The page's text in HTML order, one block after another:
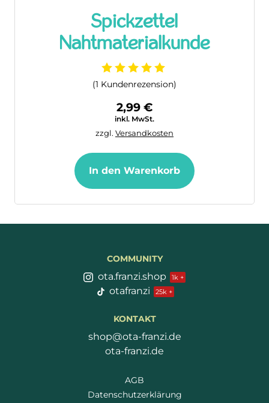
Spickzettel
Nahtmaterialkunde
(1 Kundenrezension)
2,99 €
inkl. MwSt.
zzgl. Versandkosten
In den Warenkorb
COMMUNITY
ota.franzi.shop
otafranzi
AGB
Datenschutzerklärung
KONTAKT
shop@ota-franzi.de
ota-franzi.de